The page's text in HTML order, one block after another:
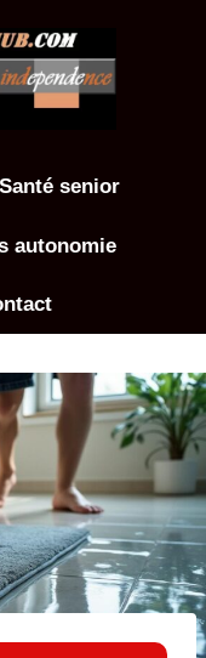
Santé senior
autonomie